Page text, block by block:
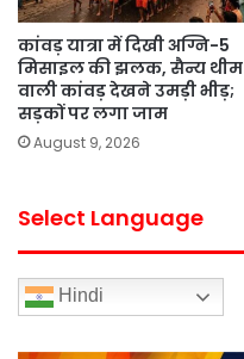
कांवड़ यात्रा में दिखी अग्नि-5
मिसाइल की झलक, सैन्य थीम
वाली कांवड़ देखने उमड़ी भीड़;
सड़कों पर लगा जाम
August 9, 2026
Select Language
Hindi